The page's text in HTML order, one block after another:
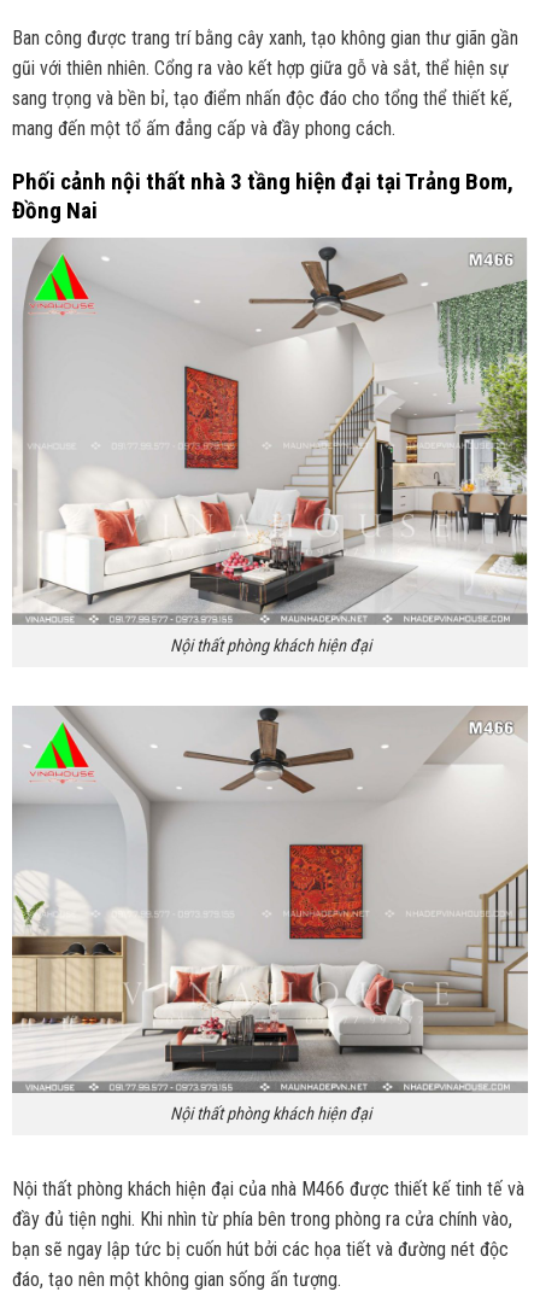
Ban công được trang trí bằng cây xanh, tạo không gian thư giãn gần
gũi với thiên nhiên. Cổng ra vào kết hợp giữa gỗ và sắt, thể hiện sự
sang trọng và bền bỉ, tạo điểm nhấn độc đáo cho tổng thể thiết kế,
mang đến một tổ ấm đẳng cấp và đầy phong cách.
Phối cảnh nội thất nhà 3 tầng hiện đại tại Trảng Bom,
Đồng Nai
Nội thất phòng khách hiện đại
Nội thất phòng khách hiện đại
Nội thất phòng khách hiện đại của nhà M466 được thiết kế tinh tế và
đầy đủ tiện nghi. Khi nhìn từ phía bên trong phòng ra cửa chính vào,
bạn sẽ ngay lập tức bị cuốn hút bởi các họa tiết và đường nét độc
đáo, tạo nên một không gian sống ấn tượng.